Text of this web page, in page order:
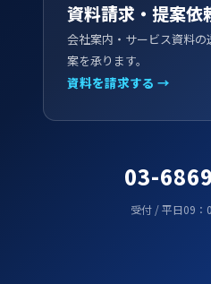
資料請求・提案依
会社案内・サービス資料
案を承ります。
資料を請求する →
03-
受付 / 平日09：